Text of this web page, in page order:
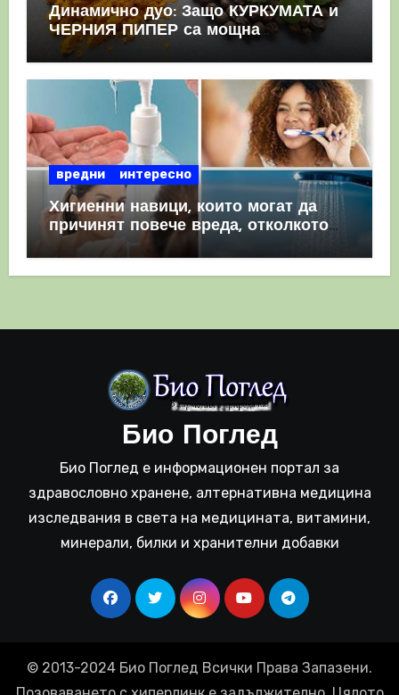
Динамично дуо: Защо КУРКУМАТА и
ЧЕРНИЯ ПИПЕР са мощна
комбинация
вредни интересно
Хигиенни навици, които могат да
причинят повече вреда, отколкото
полза
Био Поглед
Био Поглед е информационен портал за
здравословно хранене, алтернативна медицина
изследвания в света на медицината, витамини,
минерали, билки и хранителни добавки
© 2013-2024 Био Поглед Всички Права Запазени.